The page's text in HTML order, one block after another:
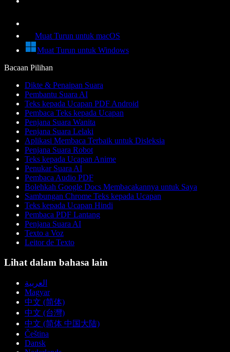
Muat Turun untuk macOS
Muat Turun untuk Windows
Bacaan Pilihan
Dikte & Penaipan Suara
Pembantu Suara AI
Teks kepada Ucapan PDF Android
Pembaca Teks kepada Ucapan
Penjana Suara Wanita
Penjana Suara Lelaki
Aplikasi Membaca Terbaik untuk Disleksia
Penjana Suara Robot
Teks kepada Ucapan Anime
Penukar Suara AI
Pembaca Audio PDF
Bolehkah Google Docs Membacakannya untuk Saya
Sambungan Chrome Teks kepada Ucapan
Teks kepada Ucapan Hindi
Pembaca PDF Lantang
Penjana Suara AI
Texto a Voz
Leitor de Texto
Lihat dalam bahasa lain
العربية
Magyar
中文 (简体)
中文 (台灣)
中文 (简体 中国大陆)
Čeština
Dansk